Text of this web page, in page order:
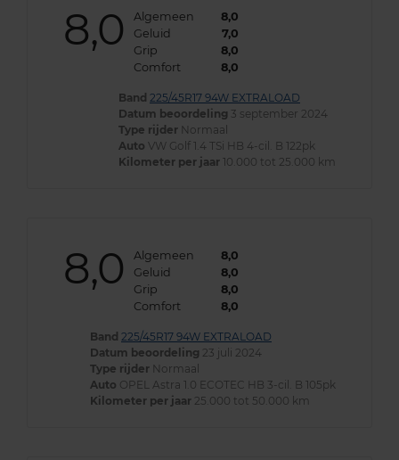
8,0 Algemeen
8,0
Geluid
7,0
Grip
8,0
Comfort
8,0
Band 225/45R17 94W EXTRALOAD
Datum beoordeling 3 september 2024
Type rijder Normaal
Auto VW Golf 1.4 TSi HB 4-cil. B 122pk
Kilometer per jaar 10.000 tot 25.000 km
8,0 Algemeen
8,0
Geluid
8,0
Grip
8,0
Comfort
8,0
Band 225/45R17 94W EXTRALOAD
Datum beoordeling 23 juli 2024
Type rijder Normaal
Auto OPEL Astra 1.0 ECOTEC HB 3-cil. B 105pk
Kilometer per jaar 25.000 tot 50.000 km